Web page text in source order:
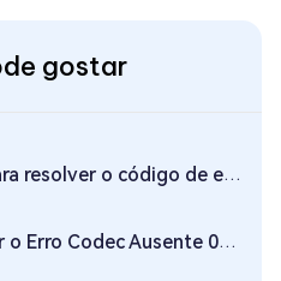
gostar
o código de erro 0xc1010103!
Ausente 0xc00d5212 ao Reproduzir Vídeos